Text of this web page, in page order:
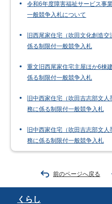
令和6年度障害福祉サービス事
一般競争入札について
旧西尾家住宅（吹田文化創造
係る制限付一般競争入札
重文旧西尾家住宅主屋ほか6棟
係る制限付一般競争入札
旧中西家住宅（吹田吉志部文
務に係る制限付一般競争入札
旧中西家住宅（吹田吉志部文
務に係る制限付一般競争入札
前のページへ戻る
くらし